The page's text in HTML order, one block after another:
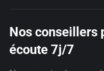
Nos conseillers
écoute 7j/7